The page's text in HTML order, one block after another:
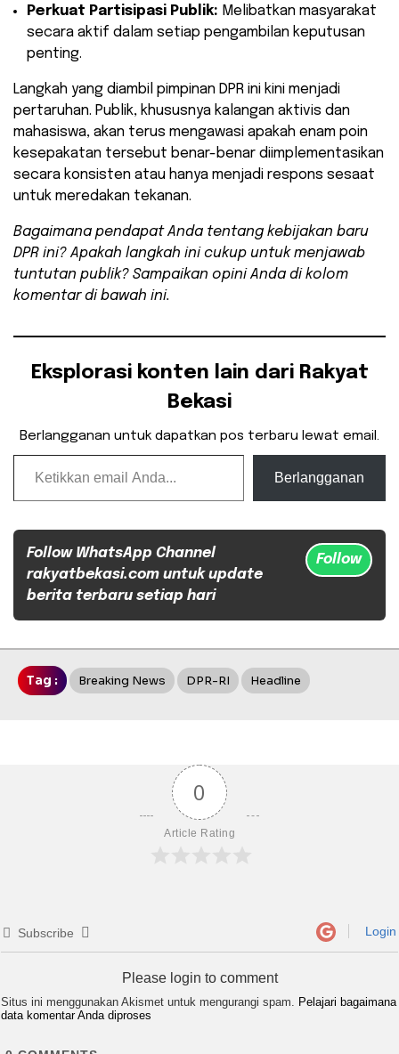
Perkuat Partisipasi Publik: Melibatkan masyarakat
secara aktif dalam setiap pengambilan keputusan
penting.
​Langkah yang diambil pimpinan DPR ini kini menjadi
pertaruhan. Publik, khususnya kalangan aktivis dan
mahasiswa, akan terus mengawasi apakah enam poin
kesepakatan tersebut benar-benar diimplementasikan
secara konsisten atau hanya menjadi respons sesaat
untuk meredakan tekanan.
Bagaimana pendapat Anda tentang kebijakan baru
DPR ini? Apakah langkah ini cukup untuk menjawab
tuntutan publik? Sampaikan opini Anda di kolom
komentar di bawah ini.
Eksplorasi konten lain dari Rakyat
Bekasi
Berlangganan untuk dapatkan pos terbaru lewat email.
Ketikkan email Anda...
Berlangganan
Follow WhatsApp Channel
rakyatbekasi.com untuk update
berita terbaru setiap hari
Follow
Tag : Breaking News DPR-RI Headline
0
Article Rating
Subscribe Login
Please login to comment
Situs ini menggunakan Akismet untuk mengurangi spam.
Pelajari bagaimana
data komentar Anda diproses